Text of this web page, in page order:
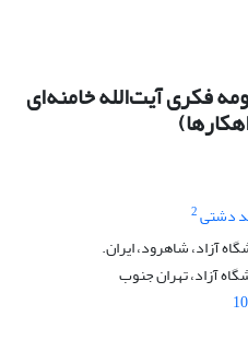
فکری آیت‌الله خامنه‌ای
دشتی2
آزاد، شاهرود، ایران.
آزاد، تهران جنوب